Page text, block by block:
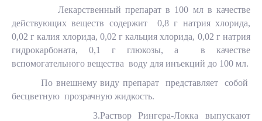
Лекарственный препарат в 100 мл в качестве
действующих веществ содержит 0,8 г натрия хлорида,
0,02 г калия хлорида, 0,02 г кальция хлорида, 0,02 г натрия
гидрокарбоната, 0,1 г глюкозы, а в качестве
вспомогательного вещества воду для инъекций до 100 мл.
По внешнему виду препарат представляет собой
бесцветную прозрачную жидкость.
3.Раствор Рингера-Локка выпускают